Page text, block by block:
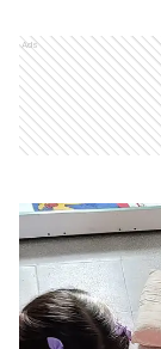
Ads